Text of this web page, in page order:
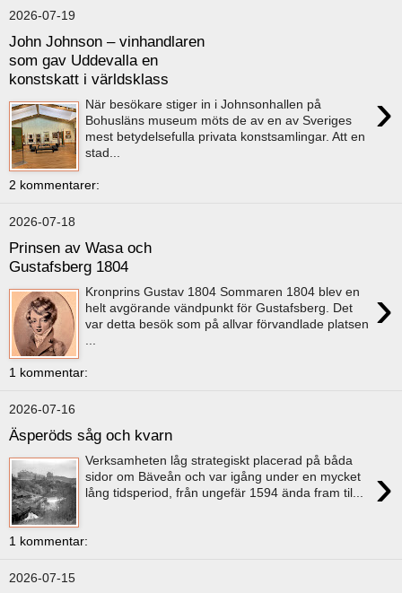
2026-07-19
John Johnson – vinhandlaren
som gav Uddevalla en
konstskatt i världsklass
›
När besökare stiger in i Johnsonhallen på
Bohusläns museum möts de av en av Sveriges
mest betydelsefulla privata konstsamlingar. Att en
stad...
2 kommentarer:
2026-07-18
Prinsen av Wasa och
Gustafsberg 1804
›
Kronprins Gustav 1804 Sommaren 1804 blev en
helt avgörande vändpunkt för Gustafsberg. Det
var detta besök som på allvar förvandlade platsen
...
1 kommentar:
2026-07-16
Äsperöds såg och kvarn
›
Verksamheten låg strategiskt placerad på båda
sidor om Bäveån och var igång under en mycket
lång tidsperiod, från ungefär 1594 ända fram til...
1 kommentar:
2026-07-15